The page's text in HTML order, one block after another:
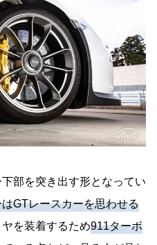
部を突き出す形となってい
GTレースカーを思わせる
を装着するため911ターボ